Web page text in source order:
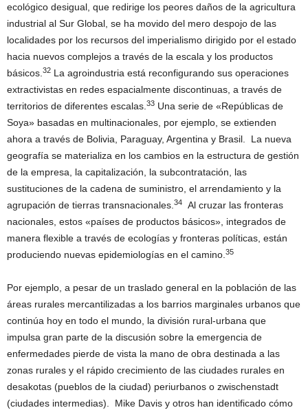
ecológico desigual, que redirige los peores daños de la agricultura
industrial al Sur Global, se ha movido del mero despojo de las
localidades por los recursos del imperialismo dirigido por el estado
hacia nuevos complejos a través de la escala y los productos
básicos. 32 La agroindustria está reconfigurando sus operaciones
extractivistas en redes espacialmente discontinuas, a través de
territorios de diferentes escalas. 33 Una serie de «Repúblicas de
Soya» basadas en multinacionales, por ejemplo, se extienden
ahora a través de Bolivia, Paraguay, Argentina y Brasil. La nueva
geografía se materializa en los cambios en la estructura de gestión
de la empresa, la capitalización, la subcontratación, las
sustituciones de la cadena de suministro, el arrendamiento y la
agrupación de tierras transnacionales. 34
Al cruzar las fronteras
nacionales, estos «países de productos básicos», integrados de
manera flexible a través de ecologías y fronteras políticas, están
produciendo nuevas epidemiologías en el camino. 35
Por ejemplo, a pesar de un traslado general en la población de las
áreas rurales mercantilizadas a los barrios marginales urbanos que
continúa hoy en todo el mundo, la división rural-urbana que
impulsa gran parte de la discusión sobre la emergencia de
enfermedades pierde de vista la mano de obra destinada a las
zonas rurales y el rápido crecimiento de las ciudades rurales en
desakotas (pueblos de la ciudad) periurbanos o zwischenstadt
(ciudades intermedias). Mike Davis y otros han identificado cómo